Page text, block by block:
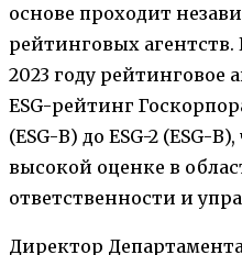
основе проходит
рейтинговых агентств.
2023 году рейтинговое
ESG-рейтинг
(ESG-В) до ESG-2 (ESG-
высокой оценке в
ответственности и
Директор